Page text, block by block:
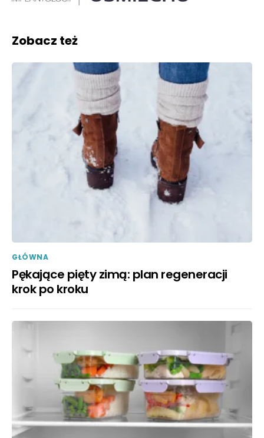
Zobacz też
GŁÓWNA
Pękające pięty zimą: plan regeneracji
krok po kroku